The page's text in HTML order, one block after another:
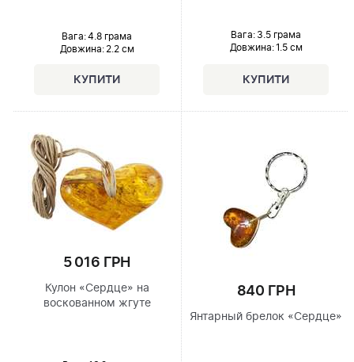
Вага: 4.8 грама
Довжина:2.2 см
Вага: 3.5 грама
Довжина:1.5 см
5 016 ГРН
Кулон «Сердце» на
воскованном жгуте
840 ГРН
Янтарный брелок «Сердце»